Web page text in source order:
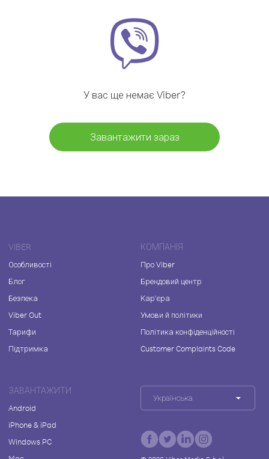
У вас ще немає Viber?
Завантажити зараз
VIBER
Особливості
Блог
Безпека
Viber Out
Тарифи
Підтримка
КОМПАНІЯ
Про Viber
Брендовий центр
Кар'єра
Умови й політики
Політика конфіденційності
Customer Complaints Code
ЗАВАНТАЖИТИ
Android
iPhone & iPad
Windows PC
Українська